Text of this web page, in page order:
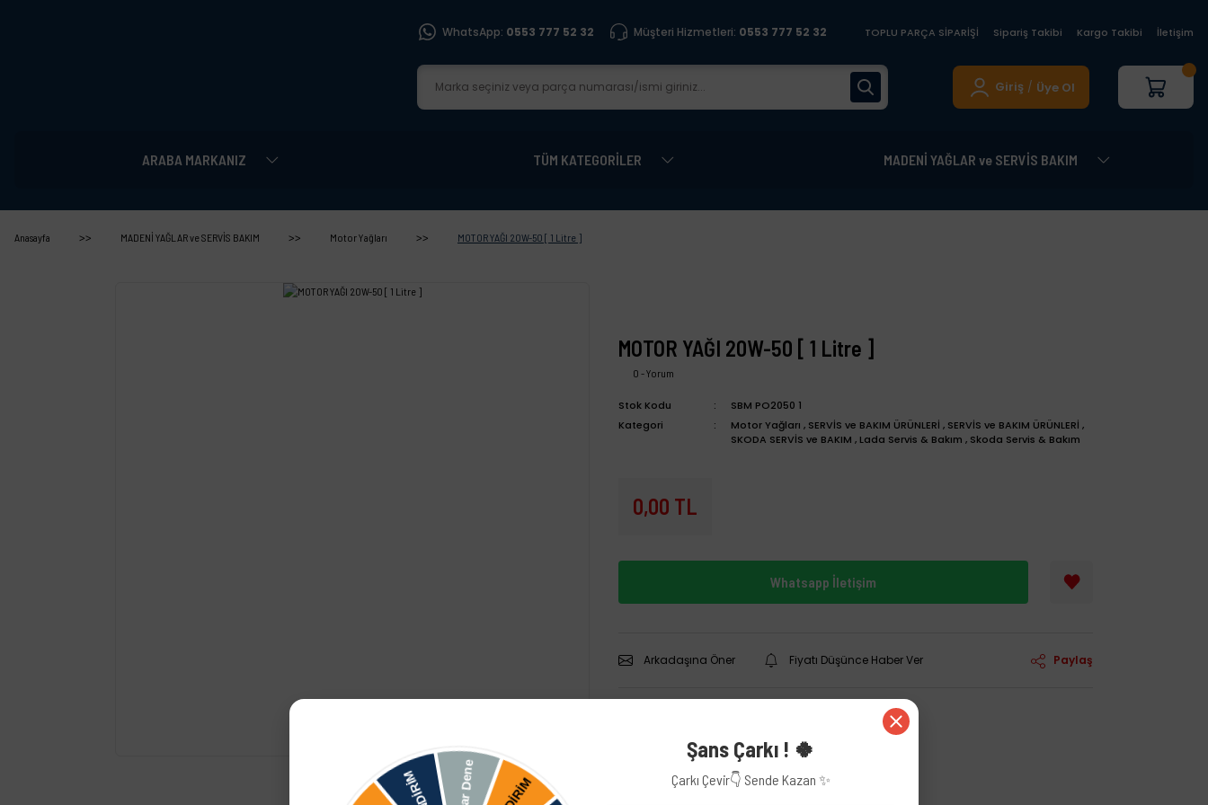
WhatsApp: 0553 777 52 32 Müşteri Hizmetleri: 0553 777 52 32 TOPLU PARÇA SİPARİŞİ Sipariş Takibi Kargo Takibi İletişim
Giriş / Üye Ol
ARABA MARKANIZ TÜM KATEGORİLER MADENİ YAĞLAR ve SERVİS BAKIM
Anasayfa MADENİ YAĞLAR ve SERVİS BAKIM Motor Yağları MOTOR YAĞI 20W-50 [ 1 Litre ]
MOTOR YAĞI 20W-50 [ 1 Litre ]
0 - Yorum
Stok Kodu
SBM PO2050 1
Kategori
Motor Yağları , SERVİS ve BAKIM ÜRÜNLERİ , SERVİS ve BAKIM ÜRÜNLERİ ,
SKODA SERVİS ve BAKIM , Lada Servis & Bakım , Skoda Servis & Bakım
0,00 TL
Whatsapp İletişim
Arkadaşına Öner Fiyatı Düşünce Haber Ver Paylaş
Şans Çarkı ! 🍀
Çarkı Çevir👇 Sende Kazan ✨